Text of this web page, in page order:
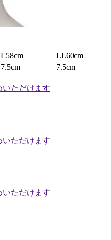
L58cm
LL60cm
7.5cm
7.5cm
いただけます
いただけます
いただけます